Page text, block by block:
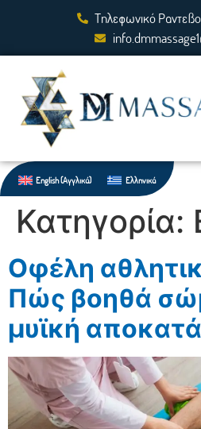
Τηλεφωνικό
English(Αγγλικά) Ελληνικά
Κατηγορία:
Οφέλη
Πώς βοηθά
μυϊκή